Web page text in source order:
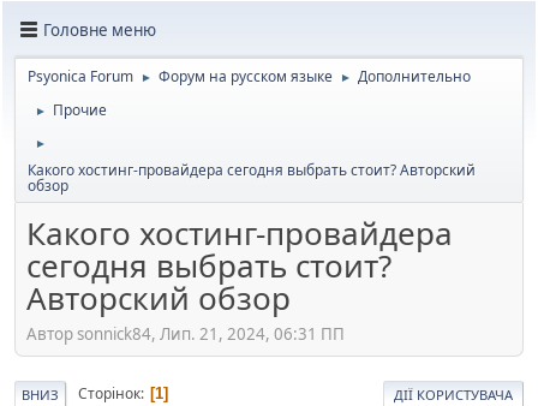
Головне меню
Psyonica Forum ► Форум на русском языке ► Дополнительно
► Прочие
►
Какого хостинг-провайдера сегодня выбрать стоит? Авторский
обзор
Какого хостинг-провайдера
сегодня выбрать стоит?
Авторский обзор
Автор sonnick84, Лип. 21, 2024, 06:31 ПП
ВНИЗ Сторінок 1 ДІЇ КОРИСТУВАЧА